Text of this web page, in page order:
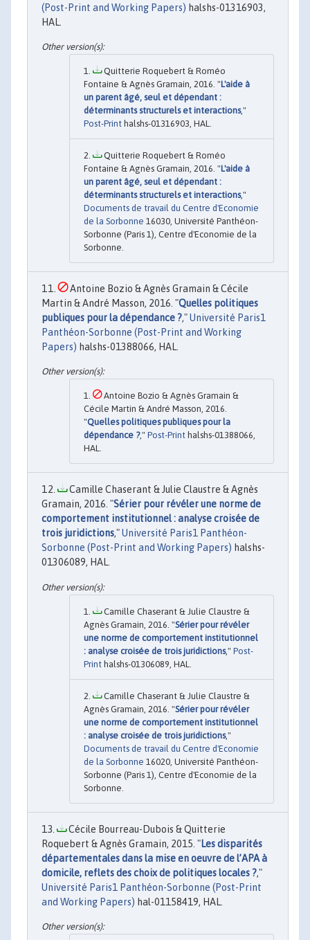
(Post-Print and Working Papers) halshs-01316903,
HAL.
Quitterie Roquebert & Roméo
Fontaine & Agnès Gramain, 2016. "L'aide à
un parent âgé, seul et dépendant :
déterminants structurels et interactions,"
Post-Print halshs-01316903, HAL.
Quitterie Roquebert & Roméo
Fontaine & Agnès Gramain, 2016. "L'aide à
un parent âgé, seul et dépendant :
déterminants structurels et interactions,"
Documents de travail du Centre d'Economie
de la Sorbonne 16030, Université Panthéon-
Sorbonne (Paris 1), Centre d'Economie de la
Sorbonne.
Antoine Bozio & Agnès Gramain & Cécile
Martin & André Masson, 2016. "Quelles politiques
publiques pour la dépendance ?,"Université Paris1
Panthéon-Sorbonne (Post-Print and Working
Papers) halshs-01388066, HAL.
Antoine Bozio & Agnès Gramain &
Cécile Martin & André Masson, 2016.
"Quelles politiques publiques pour la
dépendance ?," Post-Print halshs-01388066,
HAL.
Camille Chaserant & Julie Claustre & Agnès
Gramain, 2016. "Sérier pour révéler une norme de
comportement institutionnel : analyse croisée de
trois juridictions,"Université Paris1 Panthéon-
Sorbonne (Post-Print and Working Papers) halshs-
01306089, HAL.
Camille Chaserant & Julie Claustre &
Agnès Gramain, 2016. "Sérier pour révéler
une norme de comportement institutionnel
: analyse croisée de trois juridictions," Post-
Print halshs-01306089, HAL.
Camille Chaserant & Julie Claustre &
Agnès Gramain, 2016. "Sérier pour révéler
une norme de comportement institutionnel
: analyse croisée de trois juridictions,"
Documents de travail du Centre d'Economie
de la Sorbonne 16020, Université Panthéon-
Sorbonne (Paris 1), Centre d'Economie de la
Sorbonne.
Cécile Bourreau-Dubois & Quitterie
Roquebert & Agnès Gramain, 2015. "Les disparités
départementales dans la mise en oeuvre de l’APA à
domicile, reflets des choix de politiques locales ?,"
Université Paris1 Panthéon-Sorbonne (Post-Print
and Working Papers) hal-01158419, HAL.